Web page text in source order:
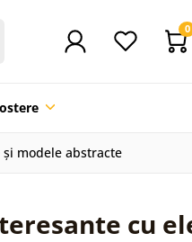
0
modele abstracte
cu